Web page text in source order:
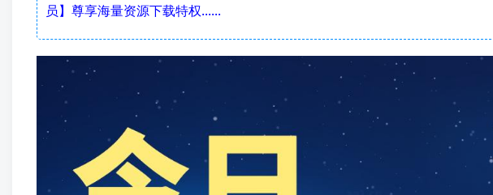
员】尊享海量资源下载特权......